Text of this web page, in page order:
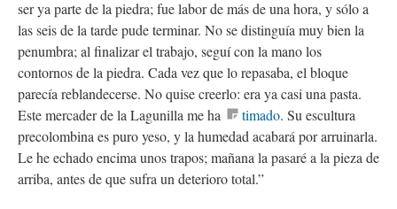
ser ya parte de la piedra; fue labor de más de una hora, y sólo a
las seis de la tarde pude terminar. No se distinguía muy bien la
penumbra; al finalizar el trabajo, seguí con la mano los
contornos de la piedra. Cada vez que lo repasaba, el bloque
parecía reblandecerse. No quise creerlo: era ya casi una pasta.
Este mercader de la Lagunilla me ha
timado. Su escultura
precolombina es puro yeso, y la humedad acabará por arruinarla.
Le he echado encima unos trapos; mañana la pasaré a la pieza de
arriba, antes de que sufra un deterioro total.”